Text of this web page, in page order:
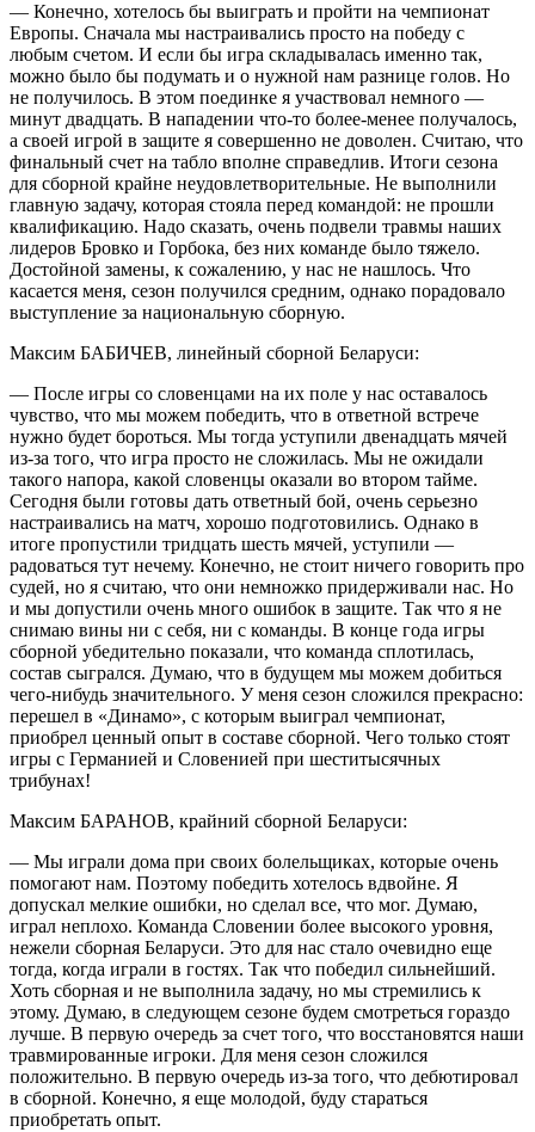
— Конечно, хотелось бы выиграть и пройти на чемпионат
Европы. Сначала мы настраивались просто на победу с
любым счетом. И если бы игра складывалась именно так,
можно было бы подумать и о нужной нам разнице голов. Но
не получилось. В этом поединке я участвовал немного —
минут двадцать. В нападении что-то более-менее получалось,
а своей игрой в защите я совершенно не доволен. Считаю, что
финальный счет на табло вполне справедлив. Итоги сезона
для сборной крайне неудовлетворительные. Не выполнили
главную задачу, которая стояла перед командой: не прошли
квалификацию. Надо сказать, очень подвели травмы наших
лидеров Бровко и Горбока, без них команде было тяжело.
Достойной замены, к сожалению, у нас не нашлось. Что
касается меня, сезон получился средним, однако порадовало
выступление за национальную сборную.
Максим БАБИЧЕВ, линейный сборной Беларуси:
— После игры со словенцами на их поле у нас оставалось
чувство, что мы можем победить, что в ответной встрече
нужно будет бороться. Мы тогда уступили двенадцать мячей
из-за того, что игра просто не сложилась. Мы не ожидали
такого напора, какой словенцы оказали во втором тайме.
Сегодня были готовы дать ответный бой, очень серьезно
настраивались на матч, хорошо подготовились. Однако в
итоге пропустили тридцать шесть мячей, уступили —
радоваться тут нечему. Конечно, не стоит ничего говорить про
судей, но я считаю, что они немножко придерживали нас. Но
и мы допустили очень много ошибок в защите. Так что я не
снимаю вины ни с себя, ни с команды. В конце года игры
сборной убедительно показали, что команда сплотилась,
состав сыгрался. Думаю, что в будущем мы можем добиться
чего-нибудь значительного. У меня сезон сложился прекрасно:
перешел в «Динамо», с которым выиграл чемпионат,
приобрел ценный опыт в составе сборной. Чего только стоят
игры с Германией и Словенией при шеститысячных
трибунах!
Максим БАРАНОВ, крайний сборной Беларуси:
— Мы играли дома при своих болельщиках, которые очень
помогают нам. Поэтому победить хотелось вдвойне. Я
допускал мелкие ошибки, но сделал все, что мог. Думаю,
играл неплохо. Команда Словении более высокого уровня,
нежели сборная Беларуси. Это для нас стало очевидно еще
тогда, когда играли в гостях. Так что победил сильнейший.
Хоть сборная и не выполнила задачу, но мы стремились к
этому. Думаю, в следующем сезоне будем смотреться гораздо
лучше. В первую очередь за счет того, что восстановятся наши
травмированные игроки. Для меня сезон сложился
положительно. В первую очередь из-за того, что дебютировал
в сборной. Конечно, я еще молодой, буду стараться
приобретать опыт.